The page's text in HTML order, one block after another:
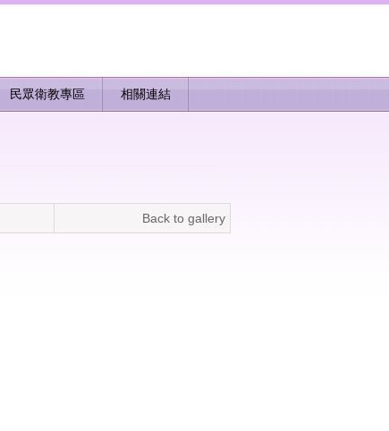
民眾衛教專區 相關連結
Back to gallery